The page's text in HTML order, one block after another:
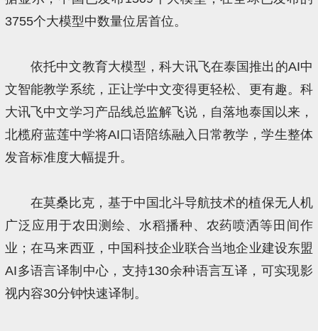
3755个大模型中数量位居首位。
依托中文教育大模型，科大讯飞在泰国推出的AI中
文智能教学系统，正让学中文变得更轻松、更有趣。科
大讯飞中文学习产品线总监解飞说，自落地泰国以来，
北榄府蓝莲中学将AI口语陪练融入日常教学，学生整体
发音标准度大幅提升。
在莫桑比克，基于中国北斗导航技术的植保无人机
广泛应用于农田测绘、水稻播种、农药喷洒等田间作
业；在马来西亚，中国科技企业联合当地企业建设东盟
AI多语言译制中心，支持130余种语言互译，可实现影
视内容30分钟快速译制。